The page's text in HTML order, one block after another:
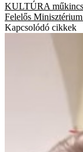
KULTÚRA műkincs
Felelős Minisztérium
Kapcsolódó cikkek